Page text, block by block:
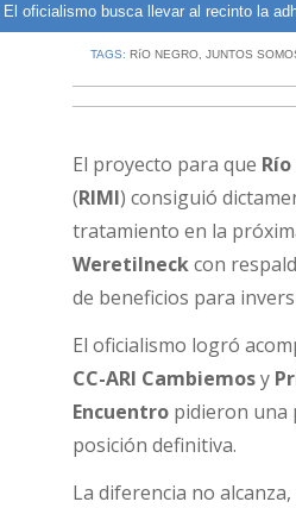
El oficialismo busca llevar al recinto la
TAGS:RíO NEGRO ,JUNTOS
El proyecto para que
(RIMI) consiguió
tratamiento en la
Weretilneckcon
de beneficios para
El oficialismo logró
CC-ARI Cambiemosy
Encuentro pidieron una
posición definitiva.
La diferencia no